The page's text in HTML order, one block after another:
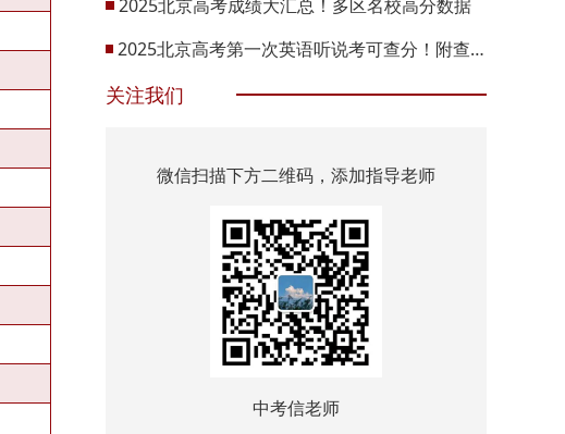
2025北京高考成绩大汇总！多区名校高分数据
2025北京高考第一次英语听说考可查分！附查分流程！
关注我们
微信扫描下方二维码，添加指导老师
中考信老师